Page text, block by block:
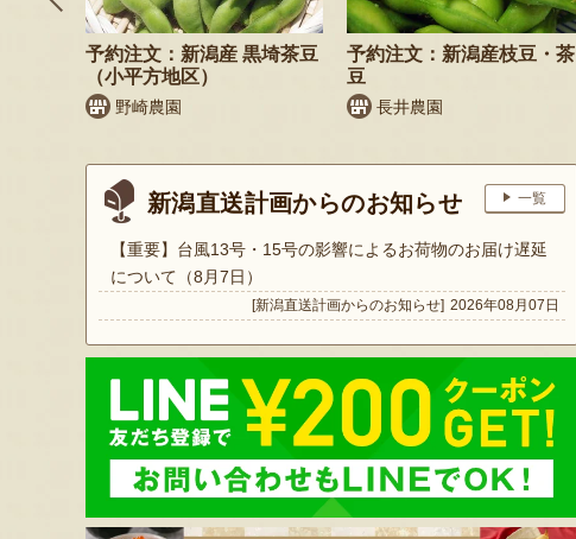
予約注文：新潟産 黒埼茶豆
（小平方地区）
野崎農園
予約注文：新潟産枝豆・茶
豆
長井農園
新潟直送計画からのお知らせ 一覧
【重要】台風13号・15号の影響によるお荷物のお届け遅延
について（8月7日）
[新潟直送計画からのお知らせ] 2026年08月07日